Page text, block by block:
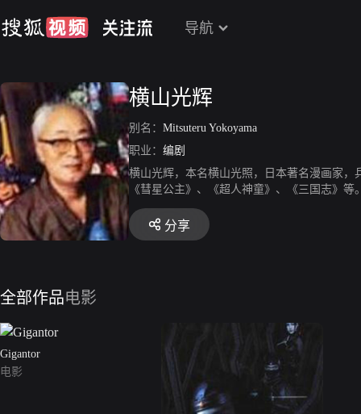
导航
横山光辉
别名： Mitsuteru Yokoyama
职业： 编剧
横山光辉，本名横山光照，日本著名漫画家
《彗星公主》、《超人神童》、《三国志》
科学大臣奖。2004年4月15日因在东京的家
分享
全部作品电影
Gigantor
电影